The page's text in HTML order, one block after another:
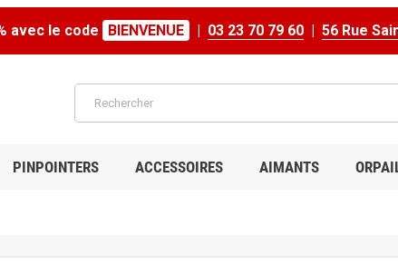
avec le code BIENVENUE | 03 23 70 79 60 | 56 Rue
PINPOINTERS ACCESSOIRES AIMANTS